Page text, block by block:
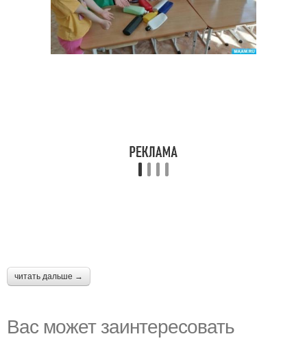
читать дальше →
Вас может заинтересовать